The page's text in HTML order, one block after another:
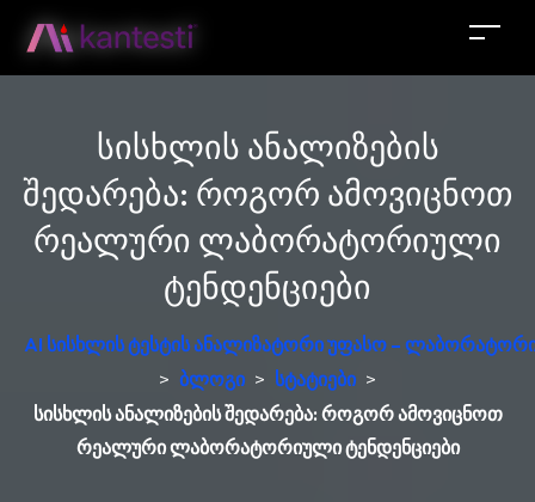
სისხლის ანალიზების
შედარება: როგორ ამოვიცნოთ
რეალური ლაბორატორიული
ტენდენციები
AI სისხლის ტესტის ანალიზატორი უფასო –
> ბლოგი > სტატიები >
სისხლის ანალიზების შედარება: როგორ ამოვიცნოთ
რეალური ლაბორატორიული ტენდენციები